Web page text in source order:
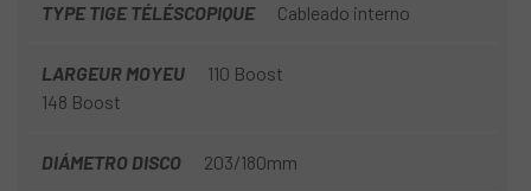
TYPE TIGE TÉLÉSCOPIQUE Cableado interno
LARGEUR MOYEU
110 Boost
148 Boost
DIÁMETRO DISCO 203/180mm